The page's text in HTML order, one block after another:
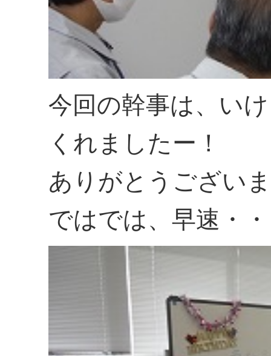
今回の幹事は、い
くれましたー！
ありがとうござい
ではでは、早速・